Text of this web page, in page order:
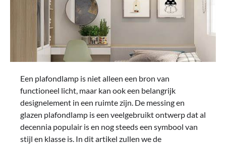
Een plafondlamp is niet alleen een bron van
functioneel licht, maar kan ook een belangrijk
designelement in een ruimte zijn. De messing en
glazen plafondlamp is een veelgebruikt ontwerp dat al
decennia populair is en nog steeds een symbool van
stijl en klasse is. In dit artikel zullen we de